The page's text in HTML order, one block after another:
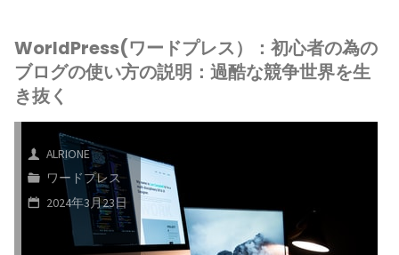
あ
れ
転
職
は
の
使
い
方
の
説
ド
プ
レ
ス）：
初
心
WorldPress(ワードプレス）：初心者の為の
ブログの使い方の説明：過酷な競争世界を生
き抜く
ALRIONE
ワードプレス
2024年3月23日